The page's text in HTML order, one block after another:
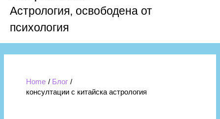
Астрология, освободена от
психология
Home
Блог
консултации с китайска астрология